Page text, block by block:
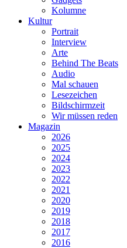
Kolumne
Kultur
Portrait
Interview
Arte
Behind The Beats
Audio
Mal schauen
Lesezeichen
Bildschirmzeit
Wir müssen reden
Magazin
2026
2025
2024
2023
2022
2021
2020
2019
2018
2017
2016